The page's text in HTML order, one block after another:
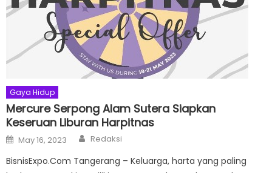
Gaya Hidup
Mercure Serpong Alam Sutera Siapkan
Keseruan Liburan Harpitnas
Posted
on
May 16, 2023 Author
Redaksi
BisnisExpo.Com Tangerang – Keluarga, harta yang paling